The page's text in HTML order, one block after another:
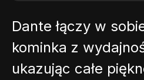
Dante łączy w
kominka z
ukazując całe